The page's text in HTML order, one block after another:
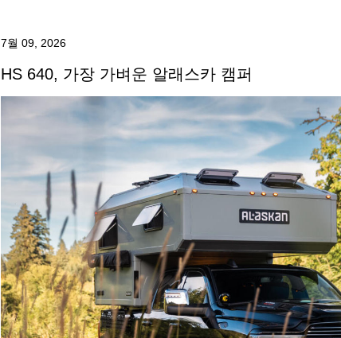
7월 09, 2026
HS 640, 가장 가벼운 알래스카 캠퍼